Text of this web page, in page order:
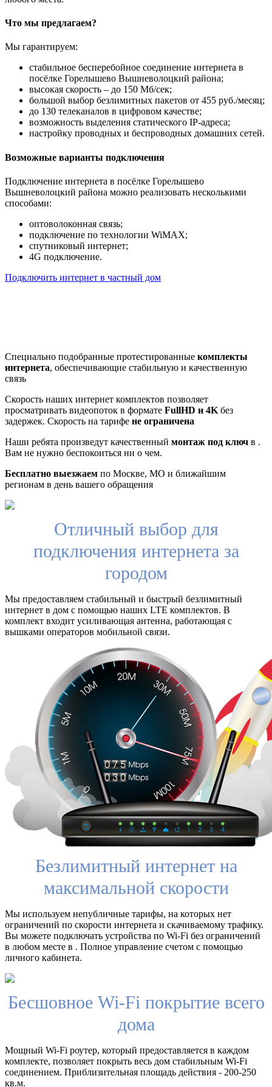
Что мы предлагаем?
Мы гарантируем:
стабильное бесперебойное соединение интернета в
посёлке Горелышево Вышневолоцкий района;
высокая скорость – до 150 Мб/сек;
большой выбор безлимитных пакетов от 455 руб./месяц;
до 130 телеканалов в цифровом качестве;
возможность выделения статического IP-адреса;
настройку проводных и беспроводных домашних сетей.
Возможные варианты подключения
Подключение интернета в посёлке Горелышево
Вышневолоцкий района можно реализовать несколькими
способами:
оптоволоконная связь;
подключение по технологии WiMAX;
спутниковый интернет;
4G подключение.
Подключить интернет в частный дом
Специально подобранные протестированные комплекты
интернета, обеспечивающие стабильную и качественную
связь
Скорость наших интернет комплектов позволяет
просматривать видеопоток в формате FullHD и 4K без
задержек. Скорость на тарифе не ограничена
Наши ребята произведут качественный монтаж под ключ в .
Вам не нужно беспокоиться ни о чем.
Бесплатно выезжаем по Москве, МО и ближайшим
регионам в день вашего обращения
Отличный выбор для
подключения интернета за
городом
Мы предоставляем стабильный и быстрый безлимитный
интернет в дом с помощью наших LTE комплектов. В
комплект входит усиливающая антенна, работающая с
вышками операторов мобильной связи.
Безлимитный интернет на
максимальной скорости
Мы используем непубличные тарифы, на которых нет
ограничений по скорости интернета и скачиваемому трафику.
Вы можете подключать устройства по Wi-Fi без ограничений
в любом месте в . Полное управление счетом с помощью
личного кабинета.
Бесшовное Wi-Fi покрытие всего
дома
Мощный Wi-Fi роутер, который предоставляется в каждом
комплекте, позволяет покрыть весь дом стабильным Wi-Fi
соединением. Приблизительная площадь действия - 200-250
кв.м.